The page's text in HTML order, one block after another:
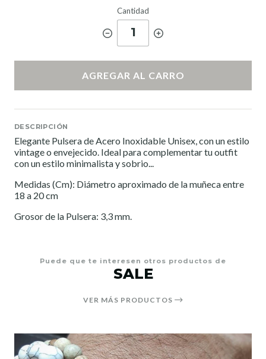
Cantidad
1
AGREGAR AL CARRO
DESCRIPCIÓN
Elegante Pulsera de Acero Inoxidable Unisex, con un estilo
vintage o envejecido. Ideal para complementar tu outfit
con un estilo minimalista y sobrio...
Medidas (Cm): Diámetro aproximado de la muñeca entre
18 a 20 cm
Grosor de la Pulsera: 3,3 mm.
Puede que te interesen otros productos de
SALE
VER MÁS PRODUCTOS